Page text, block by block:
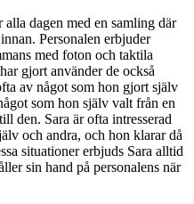
dagen med en samling där
Personalen erbjuder
med foton och taktila
gjort använder de också
av något som hon gjort själv
som hon själv valt från en
den. Sara är ofta intresserad
och andra, och hon klarar då
situationer erbjuds Sara alltid
sin hand på personalens när